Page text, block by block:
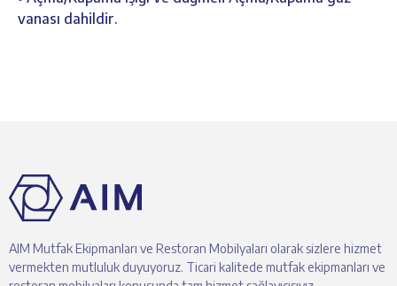
vanası dahildir.
AIM Mutfak Ekipmanları ve Restoran Mobilyaları olarak sizlere hizmet
vermekten mutluluk duyuyoruz. Ticari kalitede mutfak ekipmanları ve